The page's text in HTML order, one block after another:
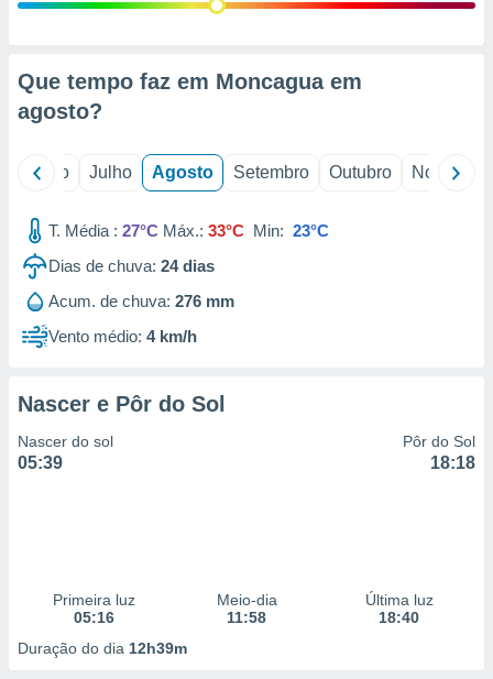
através
estudos
1199
Que tempo faz em Moncagua em
agosto?
Junho Julho Agosto Setembro Outubro Novembro
T. Média : 27°C Máx.: 33°C Min: 23°C
Dias de chuva: 24dias
Acum. de chuva: 276 mm
Vento médio: 4 km/h
Nascer e Pôr do Sol
Nascer do sol
05:39
Pôr do Sol
18:18
Primeira luz
05:16
Meio-dia
11:58
Última luz
18:40
Duração do dia 12h39m